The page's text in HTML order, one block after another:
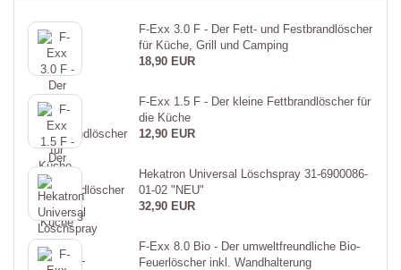
F-Exx 3.0 F - Der Fett- und Festbrandlöscher
für Küche, Grill und Camping
18,90 EUR
F-Exx 1.5 F - Der kleine Fettbrandlöscher für
die Küche
12,90 EUR
Hekatron Universal Löschspray 31-6900086-
01-02 "NEU"
32,90 EUR
F-Exx 8.0 Bio - Der umweltfreundliche Bio-
Feuerlöscher inkl. Wandhalterung